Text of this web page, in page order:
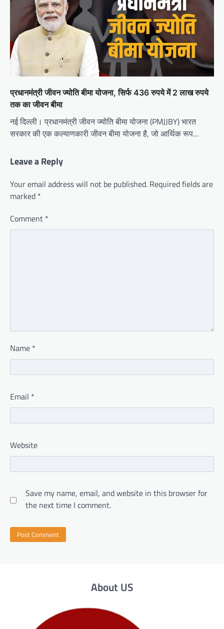
प्रधानमंत्री जीवन ज्योति बीमा योजना, सिर्फ 436 रुपये में 2 लाख रुपये
तक का जीवन बीमा
नई दिल्ली। प्रधानमंत्री जीवन ज्योति बीमा योजना (PMJJBY) भारत
सरकार की एक कल्याणकारी जीवन बीमा योजना है, जो आर्थिक रूप…
Leave a Reply
Your email address will not be published. Required fields are
marked *
Comment *
Name *
Email *
Website
Save my name, email, and website in this browser for
the next time I comment.
About US